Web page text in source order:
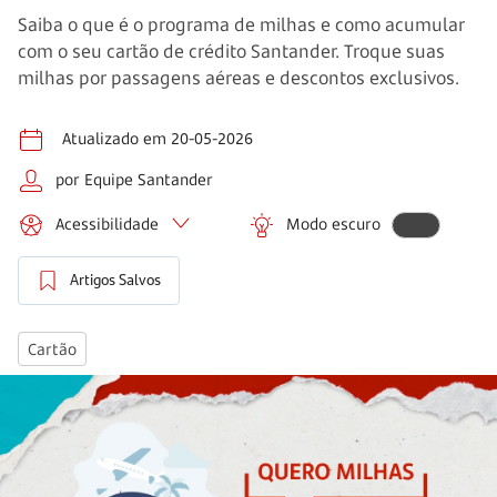
Saiba o que é o programa de milhas e como acumular
com o seu cartão de crédito Santander. Troque suas
milhas por passagens aéreas e descontos exclusivos.
Atualizado em 20-05-2026
por Equipe Santander
Acessibilidade Modo escuro
Artigos Salvos
Cartão